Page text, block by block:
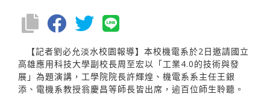
【記者劉必允淡水校園報導】本校機電系於2日邀請國立
高雄應用科技大學副校長周至宏以「工業4.0的技術與發
展」為題演講，工學院院長許輝煌、機電系系主任王銀
添、電機系教授翁慶昌等師長皆出席，逾百位師生聆聽。